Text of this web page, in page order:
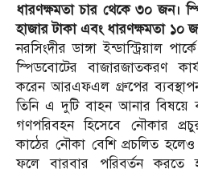
ধারণক্ষমতা চার থেকে ৩০ জন।
হাজার টাকা এবং ধারণক্ষমতা ১০
নরসিংদীর ডাঙ্গা ইন্ডাস্ট্রিয়াল
স্পিডবোটের বাজারজাতকরণ
করেন আরএফএল গ্রুপের
তিনি এ দুটি বাহন আনার বিষয়ে
গণপরিবহন হিসেবে নৌকার
কাঠের নৌকা বেশি প্রচলিত হলেও
ফলে বারবার পরিবর্তন করতে